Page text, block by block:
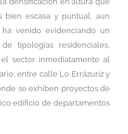
bien escasa y puntual, aun
venido evidenciando un
tipologías residenciales,
sector inmediatamente al
entre calle Lo Errázuriz y
se exhiben proyectos de
edificio de departamentos